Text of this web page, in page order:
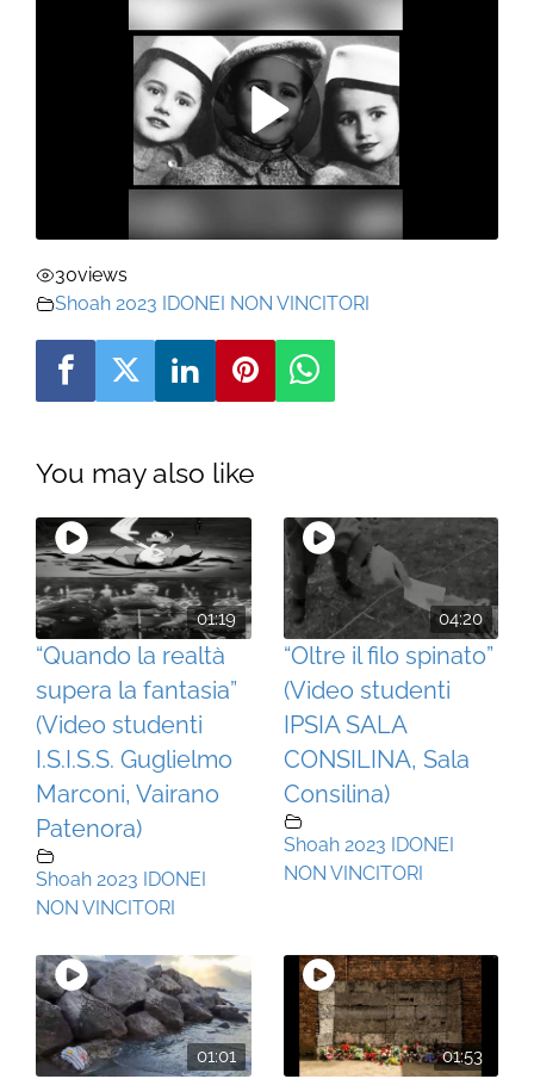
30views
Shoah 2023 IDONEI NON VINCITORI
You may also like
01:19
“Quando la realtà
supera la fantasia”
(Video studenti
I.S.I.S.S. Guglielmo
Marconi, Vairano
Patenora)
Shoah 2023 IDONEI
NON VINCITORI
04:20
“Oltre il filo spinato”
(Video studenti
IPSIA SALA
CONSILINA, Sala
Consilina)
Shoah 2023 IDONEI
NON VINCITORI
01:01 01:53